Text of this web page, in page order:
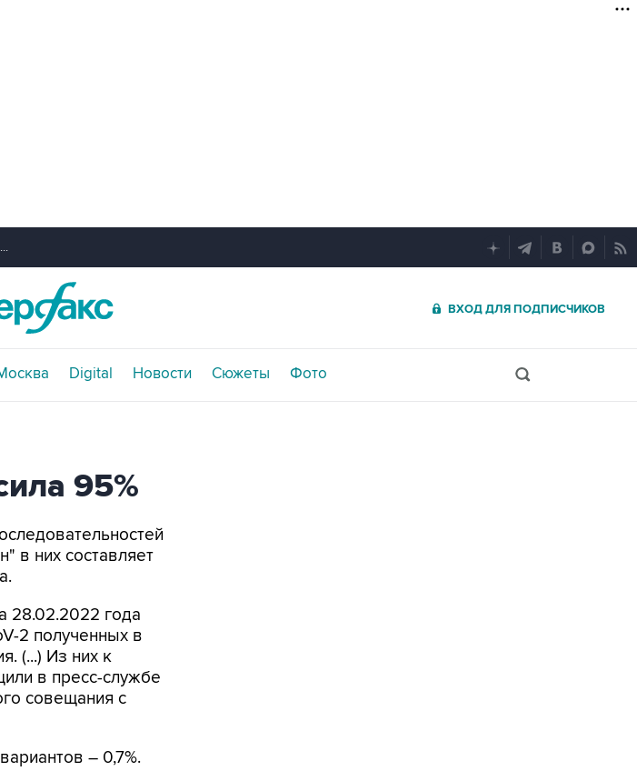
ВХОД ДЛЯ ПОДПИСЧИКОВ
Digital Новости Сюжеты Фото
95%
в них составляет
28.02.2022 года
2 полученных в
(...) Из них к
в пресс-службе
совещания с
– 0,7%.